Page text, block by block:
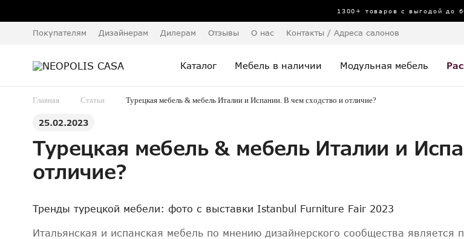
1300+ товаров с выгодой до
Покупателям Дизайнерам Дилерам Отзывы О нас Контакты / Адреса салонов
Каталог Мебель в наличии Модульная мебель
Главная Статьи Турецкая мебель & мебель Италии и Испании. В чем сходство и отличие?
25.02.2023
Турецкая мебель & мебель Италии и
отличие?
Тренды турецкой мебели: фото с выставки Istanbul Furniture Fair 2023
Итальянская и испанская мебель по мнению дизайнерского сообщества является